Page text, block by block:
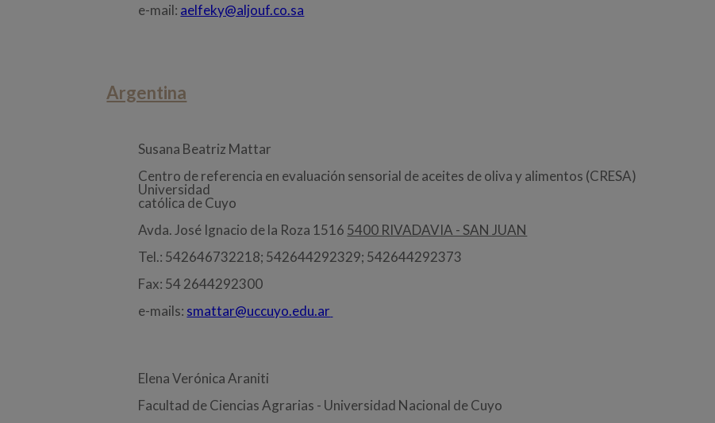
e-mail: aelfeky@aljouf.co.sa
Argentina
Susana Beatriz Mattar
Centro de referencia en evaluación sensorial de aceites de oliva y alimentos (CRESA)
Universidad
católica de Cuyo
Avda. José Ignacio de la Roza 1516 5400 RIVADAVIA - SAN JUAN
Tel.: 542646732218; 542644292329; 542644292373
Fax: 54 2644292300
e-mails: smattar@uccuyo.edu.ar
Elena Verónica Araniti
Facultad de Ciencias Agrarias - Universidad Nacional de Cuyo